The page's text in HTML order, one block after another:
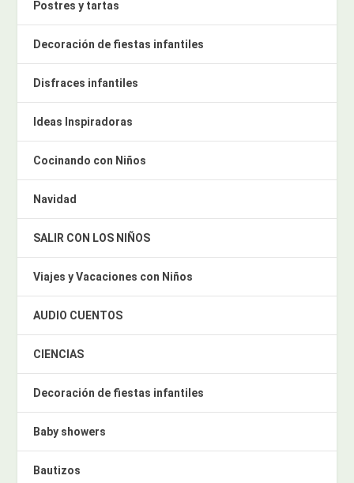
Postres y tartas
Decoración de fiestas infantiles
Disfraces infantiles
Ideas Inspiradoras
Cocinando con Niños
Navidad
SALIR CON LOS NIÑOS
Viajes y Vacaciones con Niños
AUDIO CUENTOS
CIENCIAS
Decoración de fiestas infantiles
Baby showers
Bautizos